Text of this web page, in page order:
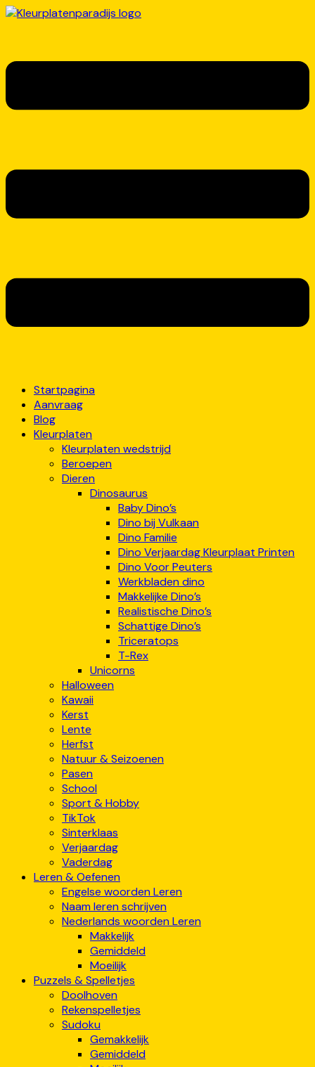
Startpagina
Aanvraag
Blog
Kleurplaten
Kleurplaten wedstrijd
Beroepen
Dieren
Dinosaurus
Baby Dino’s
Dino bij Vulkaan
Dino Familie
Dino Verjaardag Kleurplaat Printen
Dino Voor Peuters
Werkbladen dino
Makkelijke Dino’s
Realistische Dino’s
Schattige Dino’s
Triceratops
T-Rex
Unicorns
Halloween
Kawaii
Kerst
Lente
Herfst
Natuur & Seizoenen
Pasen
School
Sport & Hobby
TikTok
Sinterklaas
Verjaardag
Vaderdag
Leren & Oefenen
Engelse woorden Leren
Naam leren schrijven
Nederlands woorden Leren
Makkelijk
Gemiddeld
Moeilijk
Puzzels & Spelletjes
Doolhoven
Rekenspelletjes
Sudoku
Gemakkelijk
Gemiddeld